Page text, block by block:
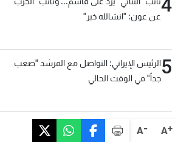
A+
A-
4عن عون: "انشالله خير"
5الرئيس الإيراني: التواصل مع المرشد "صعب
جداً" في الوقت الحالي